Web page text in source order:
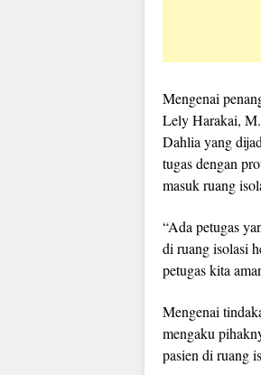
Mengenai
Lely Harakai,
Dahlia yang
tugas dengan
masuk ruang
“Ada petugas
di ruang isolasi
petugas kita
Mengenai
mengaku
pasien di ruang